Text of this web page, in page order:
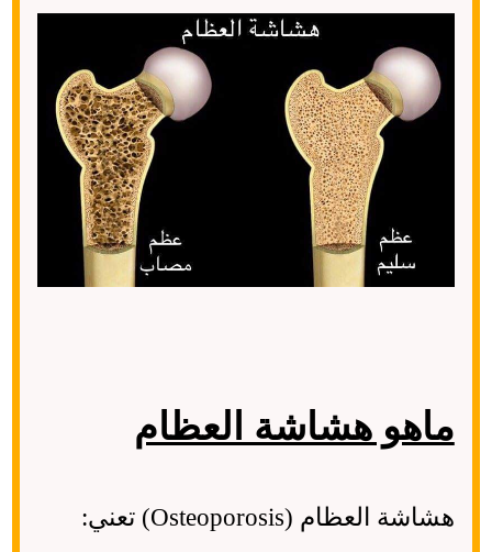
ماهو هشاشة العظام
هشاشة العظام (Osteoporosis) تعني: